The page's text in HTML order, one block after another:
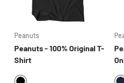
Peanuts
Peanuts - 100% Original T-
Shirt